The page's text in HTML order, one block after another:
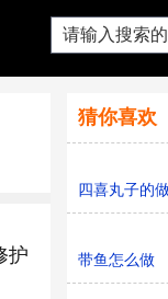
护
猜你喜欢
四喜丸子的
带鱼怎么做